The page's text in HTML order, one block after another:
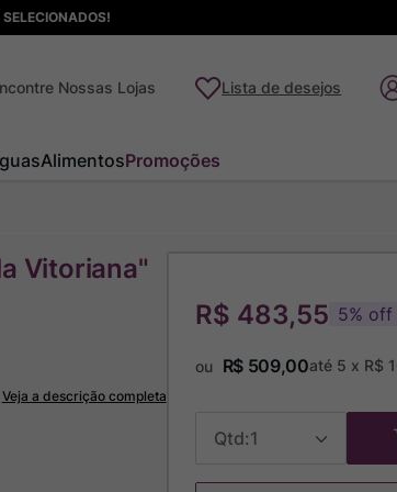
Nossas Lojas Lista de desejos
AlimentosPromoções
Vitoriana"
Veja a descrição completa
R$ 483,55 5% off
ou R$ 509,00até 5 x R$
1